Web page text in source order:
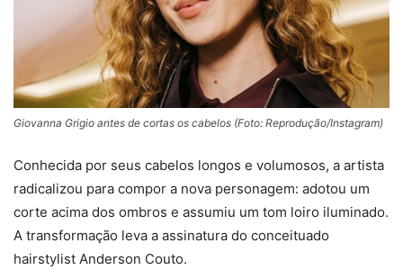
Giovanna Grigio antes de cortas os cabelos (Foto: Reprodução/Instagram)
Conhecida por seus cabelos longos e volumosos, a artista
radicalizou para compor a nova personagem: adotou um
corte acima dos ombros e assumiu um tom loiro iluminado.
A transformação leva a assinatura do conceituado
hairstylist Anderson Couto.